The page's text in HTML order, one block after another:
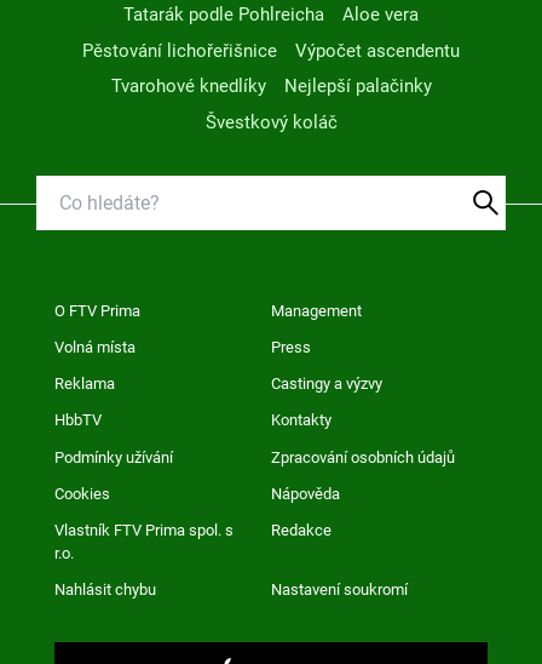
Tatarák podle Pohlreicha
Aloe vera
Pěstování lichořeřišnice
Výpočet ascendentu
Tvarohové knedlíky
Nejlepší palačinky
Švestkový koláč
O FTV Prima Management
Volná místa Press
Reklama Castingy a výzvy
HbbTV Kontakty
Podmínky užívání Zpracování osobních údajů
Cookies Nápověda
Vlastník FTV Prima spol. s
r.o.
Redakce
Nahlásit chybu Nastavení soukromí